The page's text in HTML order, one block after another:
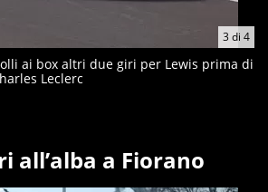
3di 4
ai box altri due giri per Lewis prima di
Leclerc
all’alba a Fiorano